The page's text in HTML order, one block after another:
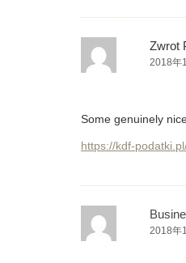
Zwrot
2018年
Some genuinely
https://kdf-
2018年